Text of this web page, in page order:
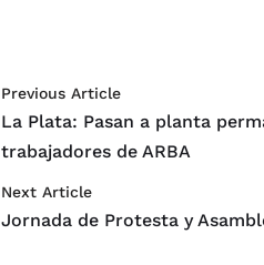
Previous Article
La Plata: Pasan a planta
trabajadores de ARBA
Next Article
Jornada de Protesta y